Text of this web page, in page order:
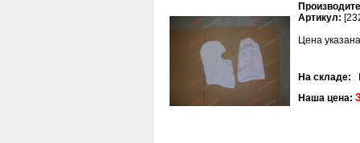
Артикул:
Цена
На складе:
Наша цена: